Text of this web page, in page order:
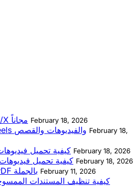
كيفية تحميل فيديوهات تويتر/X مجاناً February 18, 2026
كيفية تحميل Instagram Reels والفيديوهات والقصص February 18,
كيفية تحميل February 18, 2026
كيفية تحميل February 18, 2026
كيفية إعادة تسمية ملفات PDF بالجملة February 11, 2026
كيفية تنظيف المستندات